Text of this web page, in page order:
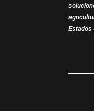
Estados